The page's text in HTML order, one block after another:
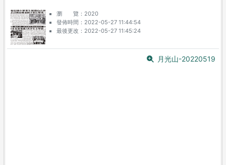
瀏 覽
2020
發佈時間
2022-05-27 11:44:54
最後更改
2022-05-27 11:45:24
月光山-20220519